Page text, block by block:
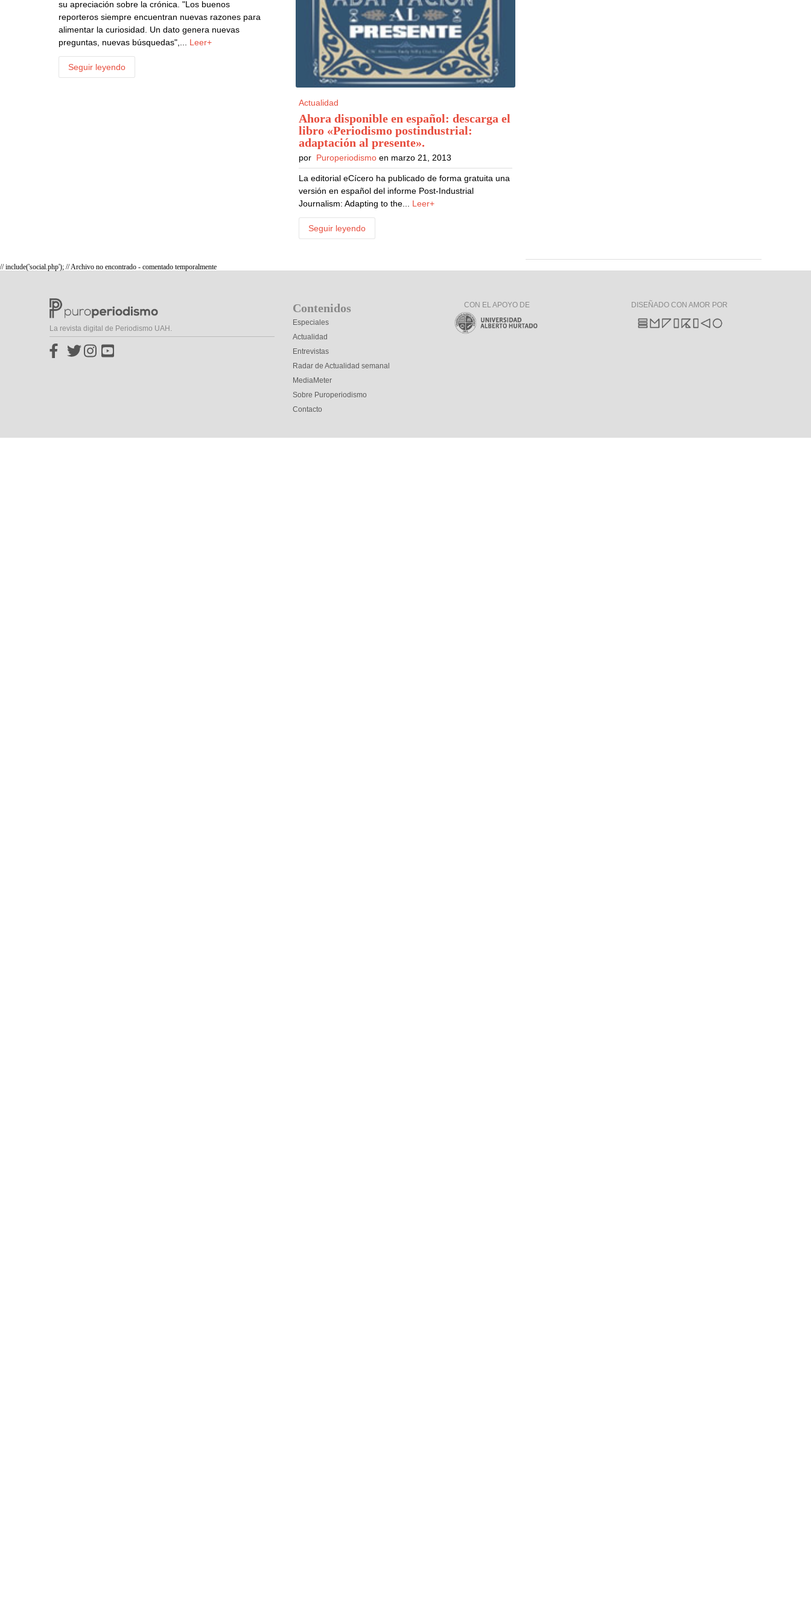
su apreciación sobre la crónica. "Los buenos
reporteros siempre encuentran nuevas razones para
alimentar la curiosidad. Un dato genera nuevas
preguntas, nuevas búsquedas",... Leer+
Seguir leyendo
Actualidad
Ahora disponible en español: descarga el
libro «Periodismo postindustrial:
adaptación al presente».
por Puroperiodismo en marzo 21, 2013
La editorial eCícero ha publicado de forma gratuita una
versión en español del informe Post-Industrial
Journalism: Adapting to the... Leer+
Seguir leyendo
// include('social.php'); // Archivo no encontrado - comentado temporalmente
La revista digital de Periodismo UAH.
Contenidos
Especiales
Actualidad
Entrevistas
Radar de Actualidad semanal
MediaMeter
Sobre Puroperiodismo
Contacto
CON EL APOYO DE DISEÑADO CON AMOR POR